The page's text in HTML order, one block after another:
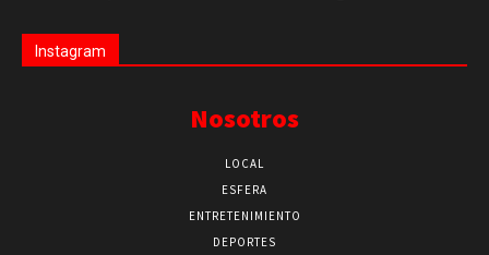
Instagram
Nosotros
LOCAL
ESFERA
ENTRETENIMIENTO
DEPORTES